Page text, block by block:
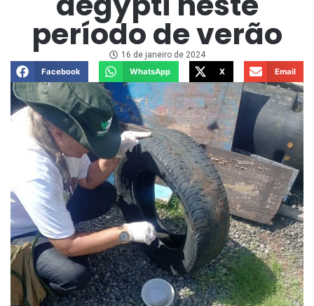
período de verão
16 de janeiro de 2024
Facebook
WhatsApp X Email